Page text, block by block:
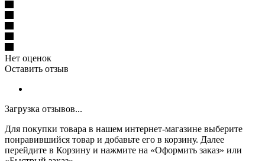
Нет оценок
Оставить отзыв
Загрузка отзывов...
Для покупки товара в нашем интернет-магазине выберите
понравившийся товар и добавьте его в корзину. Далее
перейдите в Корзину и нажмите на «Оформить заказ» или